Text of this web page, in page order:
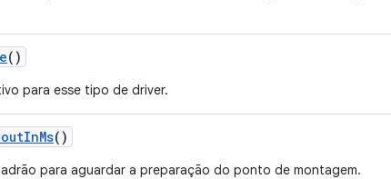
()
para esse tipo de driver.
InMs()
para aguardar a preparação do ponto de montagem.